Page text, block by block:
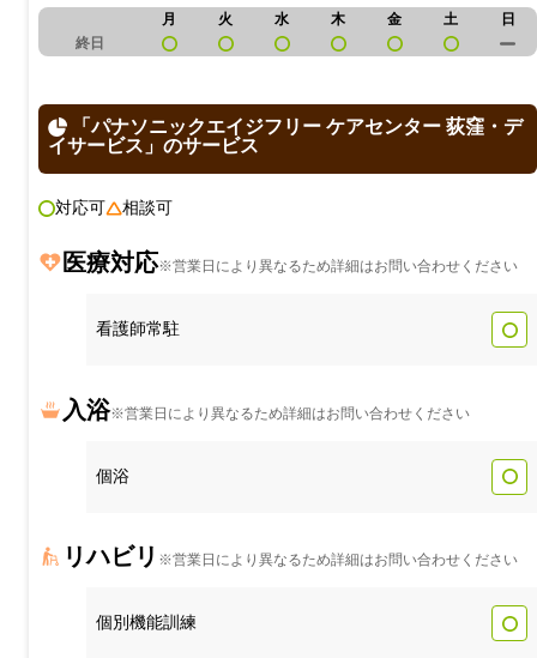
月 火 水 木 金 土
日
終日
「パナソニックエイジフリー ケアセンター 荻窪・デ
イサービス」のサービス
対応可 相談可
医療対応※営業日により異なるため詳細はお問い合わせください
看護師常駐
入浴※営業日により異なるため詳細はお問い合わせください
個浴
リハビリ ※営業日により異なるため詳細はお問い合わせください
個別機能訓練